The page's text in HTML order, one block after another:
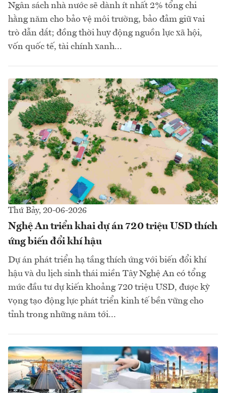
Ngân sách nhà nước sẽ dành ít nhất 2% tổng chi
hằng năm cho bảo vệ môi trường, bảo đảm giữ vai
trò dẫn dắt; đồng thời huy động nguồn lực xã hội,
vốn quốc tế, tài chính xanh...
Thứ Bảy, 20-06-2026
Nghệ An triển khai dự án 720 triệu USD thích
ứng biến đổi khí hậu
Dự án phát triển hạ tầng thích ứng với biến đổi khí
hậu và du lịch sinh thái miền Tây Nghệ An có tổng
mức đầu tư dự kiến khoảng 720 triệu USD, được kỳ
vọng tạo động lực phát triển kinh tế bền vững cho
tỉnh trong những năm tới...